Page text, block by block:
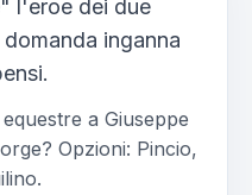
l'eroe dei due
inganna
a Giuseppe
Opzioni: Pincio,